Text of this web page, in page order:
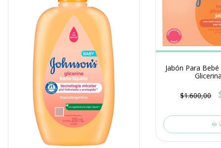
Jabón Para
$1.600,00